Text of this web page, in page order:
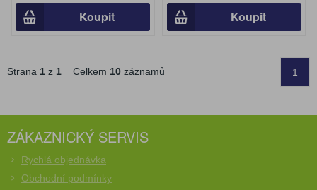
Koupit Koupit
Strana 1 z 1 Celkem 10 záznamů 1
ZÁKAZNICKÝ SERVIS
Rychlá objednávka
Obchodní podmínky